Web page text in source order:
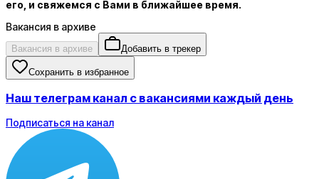
его, и свяжемся с Вами в ближайшее время.
Вакансия в архиве
Вакансия в архиве Добавить в трекер
Сохранить в избранное
Наш телеграм канал с вакансиями каждый день
Подписаться на канал